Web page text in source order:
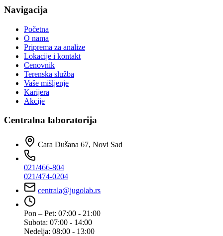
Navigacija
Početna
O nama
Priprema za analize
Lokacije i kontakt
Cenovnik
Terenska služba
Vaše mišljenje
Karijera
Akcije
Centralna laboratorija
Cara Dušana 67, Novi Sad
021/466-804
021/474-0204
centrala@jugolab.rs
Pon – Pet: 07:00 - 21:00
Subota: 07:00 - 14:00
Nedelja: 08:00 - 13:00